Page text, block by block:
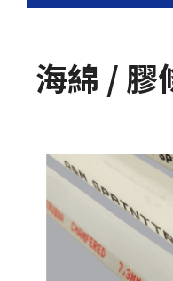
海綿 /
常見問題 FAQ
最新消息 NEWS